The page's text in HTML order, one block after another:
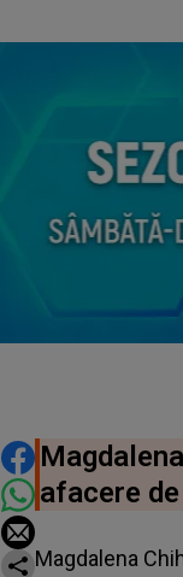
DISTRIBUIE
afacere
Magdalena